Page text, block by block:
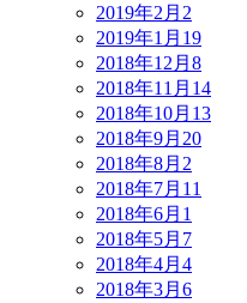
2019年2月 2
2019年1月 19
2018年12月 8
2018年11月 14
2018年10月 13
2018年9月 20
2018年8月 2
2018年7月 11
2018年6月 1
2018年5月 7
2018年4月 4
2018年3月 6